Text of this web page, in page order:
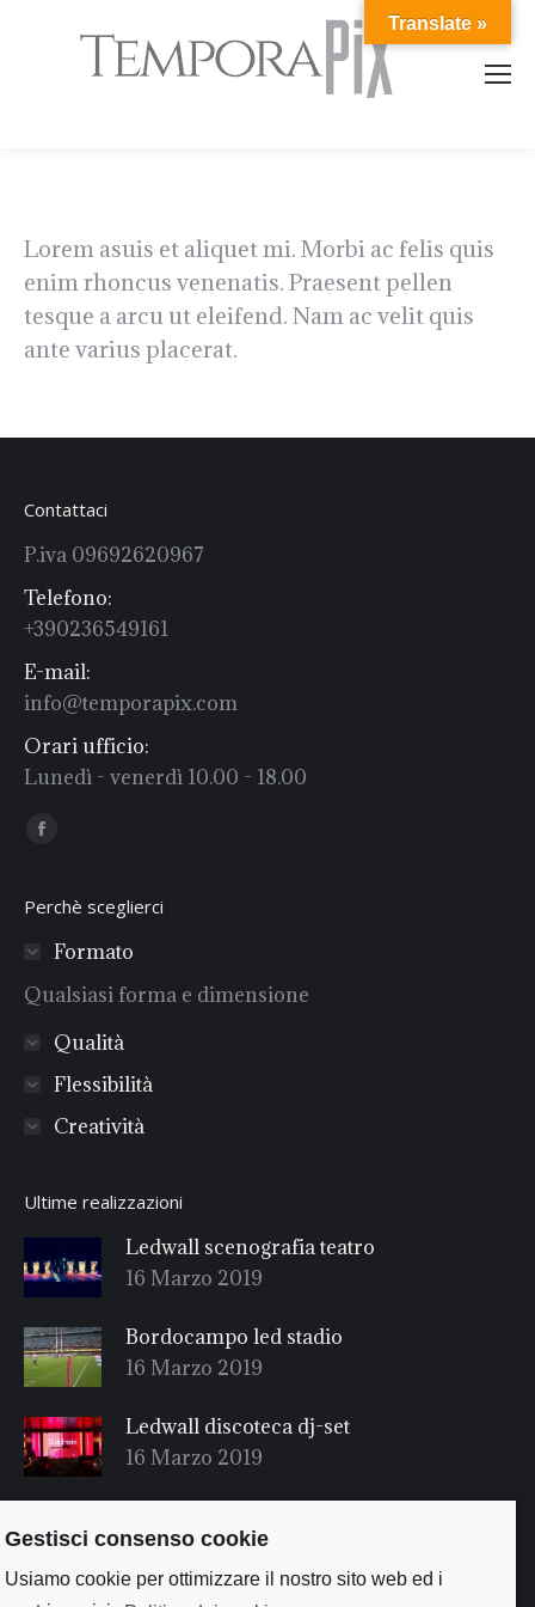
Gestisci consenso cookie
Usiamo cookie per ottimizzare il nostro sito web ed i
Lorem asuis et aliquet mi. Morbi ac felis quis
enim rhoncus venenatis. Praesent pellen
tesque a arcu ut eleifend. Nam ac velit quis
ante varius placerat.
Contattaci
P.iva 09692620967
Telefono:
+390236549161
E-mail:
info@temporapix.com
Orari ufficio:
Lunedì - venerdì 10.00 - 18.00
Find us on:
Facebook
Perchè sceglierci
Formato
Qualsiasi forma e dimensione
Qualità
Flessibilità
Creatività
Ultime realizzazioni
Ledwall scenografia teatro
16 Marzo 2019
Bordocampo led stadio
16 Marzo 2019
Ledwall discoteca dj-set
16 Marzo 2019
Translate »